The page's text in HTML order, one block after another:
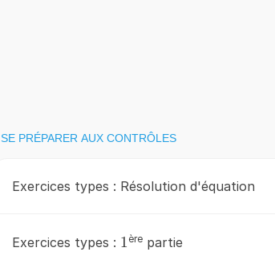
SE PRÉPARER AUX CONTRÔLES
Exercices types : Résolution d'équation
Exercices types : 1
1 ère partie